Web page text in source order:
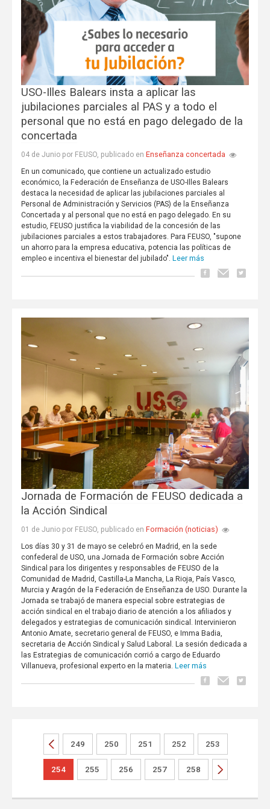
USO-Illes Balears insta a aplicar las
jubilaciones parciales al PAS y a todo el
personal que no está en pago delegado de la
concertada
04 de Junio por FEUSO, publicado en Enseñanza concertada
En un comunicado, que contiene un actualizado estudio
económico, la Federación de Enseñanza de USO-Illes Balears
destaca la necesidad de aplicar las jubilaciones parciales al
Personal de Administración y Servicios (PAS) de la Enseñanza
Concertada y al personal que no está en pago delegado. En su
estudio, FEUSO justifica la viabilidad de la concesión de las
jubilaciones parciales a estos trabajadores. Para FEUSO, "supone
un ahorro para la empresa educativa, potencia las políticas de
empleo e incentiva el bienestar del jubilado". Leer más
Jornada de Formación de FEUSO dedicada a
la Acción Sindical
01 de Junio por FEUSO, publicado en Formación (noticias)
Los días 30 y 31 de mayo se celebró en Madrid, en la sede
confederal de USO, una Jornada de Formación sobre Acción
Sindical para los dirigentes y responsables de FEUSO de la
Comunidad de Madrid, Castilla-La Mancha, La Rioja, País Vasco,
Murcia y Aragón de la Federación de Enseñanza de USO. Durante la
Jornada se trabajó de manera especial sobre estrategias de
acción sindical en el trabajo diario de atención a los afiliados y
delegados y estrategias de comunicación sindical. Intervinieron
Antonio Amate, secretario general de FEUSO, e Imma Badia,
secretaria de Acción Sindical y Salud Laboral. La sesión dedicada a
las Estrategias de comunicación corrió a cargo de Eduardo
Villanueva, profesional experto en la materia. Leer más
249 250 251 252 253
254 255 256 257 258